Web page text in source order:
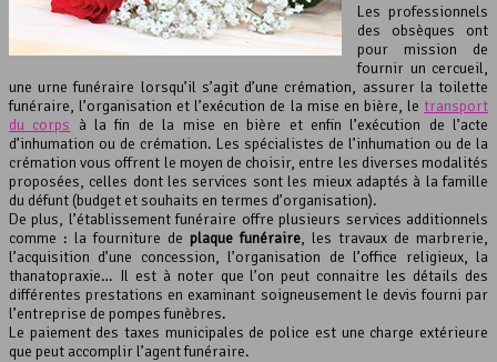
Les professionnels
des obsèques ont
pour mission de
fournir un cercueil,
une urne funéraire lorsqu’il s’agit d’une crémation, assurer la toilette
funéraire, l’organisation et l’exécution de la mise en bière, le transport
du corps à la fin de la mise en bière et enfin l’exécution de l’acte
d’inhumation ou de crémation. Les spécialistes de l’inhumation ou de la
crémation vous offrent le moyen de choisir, entre les diverses modalités
proposées, celles dont les services sont les mieux adaptés à la famille
du défunt (budget et souhaits en termes d’organisation).
De plus, l’établissement funéraire offre plusieurs services additionnels
comme : la fourniture de plaque funéraire, les travaux de marbrerie,
l’acquisition d’une concession, l’organisation de l’office religieux, la
thanatopraxie… Il est à noter que l’on peut connaitre les détails des
différentes prestations en examinant soigneusement le devis fourni par
l’entreprise de pompes funèbres.
Le paiement des taxes municipales de police est une charge extérieure
que peut accomplir l’agent funéraire.